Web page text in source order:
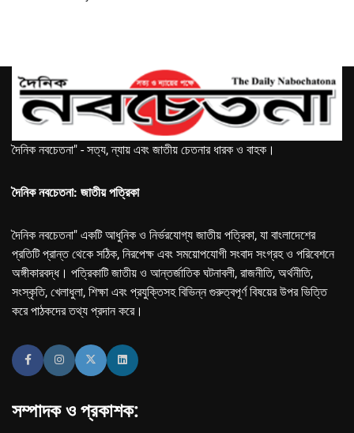
দৈনিক নবচেতনা" - সত্য, ন্যায় এবং জাতীয় চেতনার ধারক ও বাহক।
দৈনিক নবচেতনা: জাতীয় পত্রিকা
দৈনিক নবচেতনা" একটি আধুনিক ও নির্ভরযোগ্য জাতীয় পত্রিকা, যা বাংলাদেশের
প্রতিটি প্রান্ত থেকে সঠিক, নিরপেক্ষ এবং সময়োপযোগী সংবাদ সংগ্রহ ও পরিবেশনে
অঙ্গীকারবদ্ধ। পত্রিকাটি জাতীয় ও আন্তর্জাতিক ঘটনাবলী, রাজনীতি, অর্থনীতি,
সংস্কৃতি, খেলাধুলা, শিক্ষা এবং প্রযুক্তিসহ বিভিন্ন গুরুত্বপূর্ণ বিষয়ের উপর ভিত্তি
করে পাঠকদের তথ্য প্রদান করে।
সম্পাদক ও প্রকাশক: